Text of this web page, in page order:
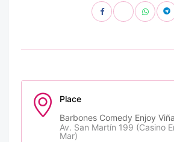
Place
Barbones Comedy Enjoy
Av. San Martín 199 (Casino
Mar)